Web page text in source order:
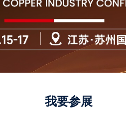
我要参展